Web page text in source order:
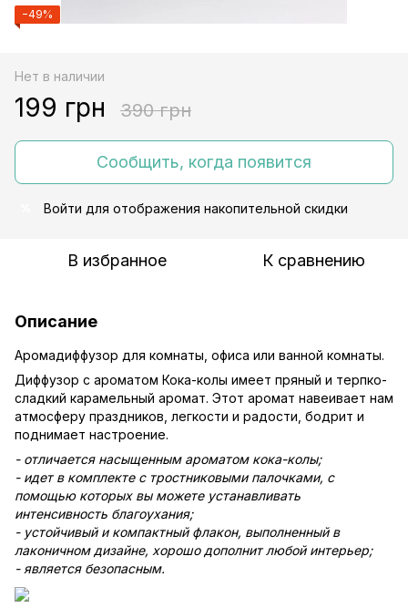
−49%
Нет в наличии
199 грн 390 грн
Сообщить, когда появится
Войти для отображения накопительной скидки
В избранное К сравнению
Описание
Аромадиффузор для комнаты, офиса или ванной комнаты.
Диффузор с ароматом Кока-колы имеет пряный и терпко-
сладкий карамельный аромат. Этот аромат навеивает нам
атмосферу праздников, легкости и радости, бодрит и
поднимает настроение.
- отличается насыщенным ароматом кока-колы;
- идет в комплекте с тростниковыми палочками, с
помощью которых вы можете устанавливать
интенсивность благоухания;
- устойчивый и компактный флакон, выполненный в
лаконичном дизайне, хорошо дополнит любой интерьер;
- является безопасным.